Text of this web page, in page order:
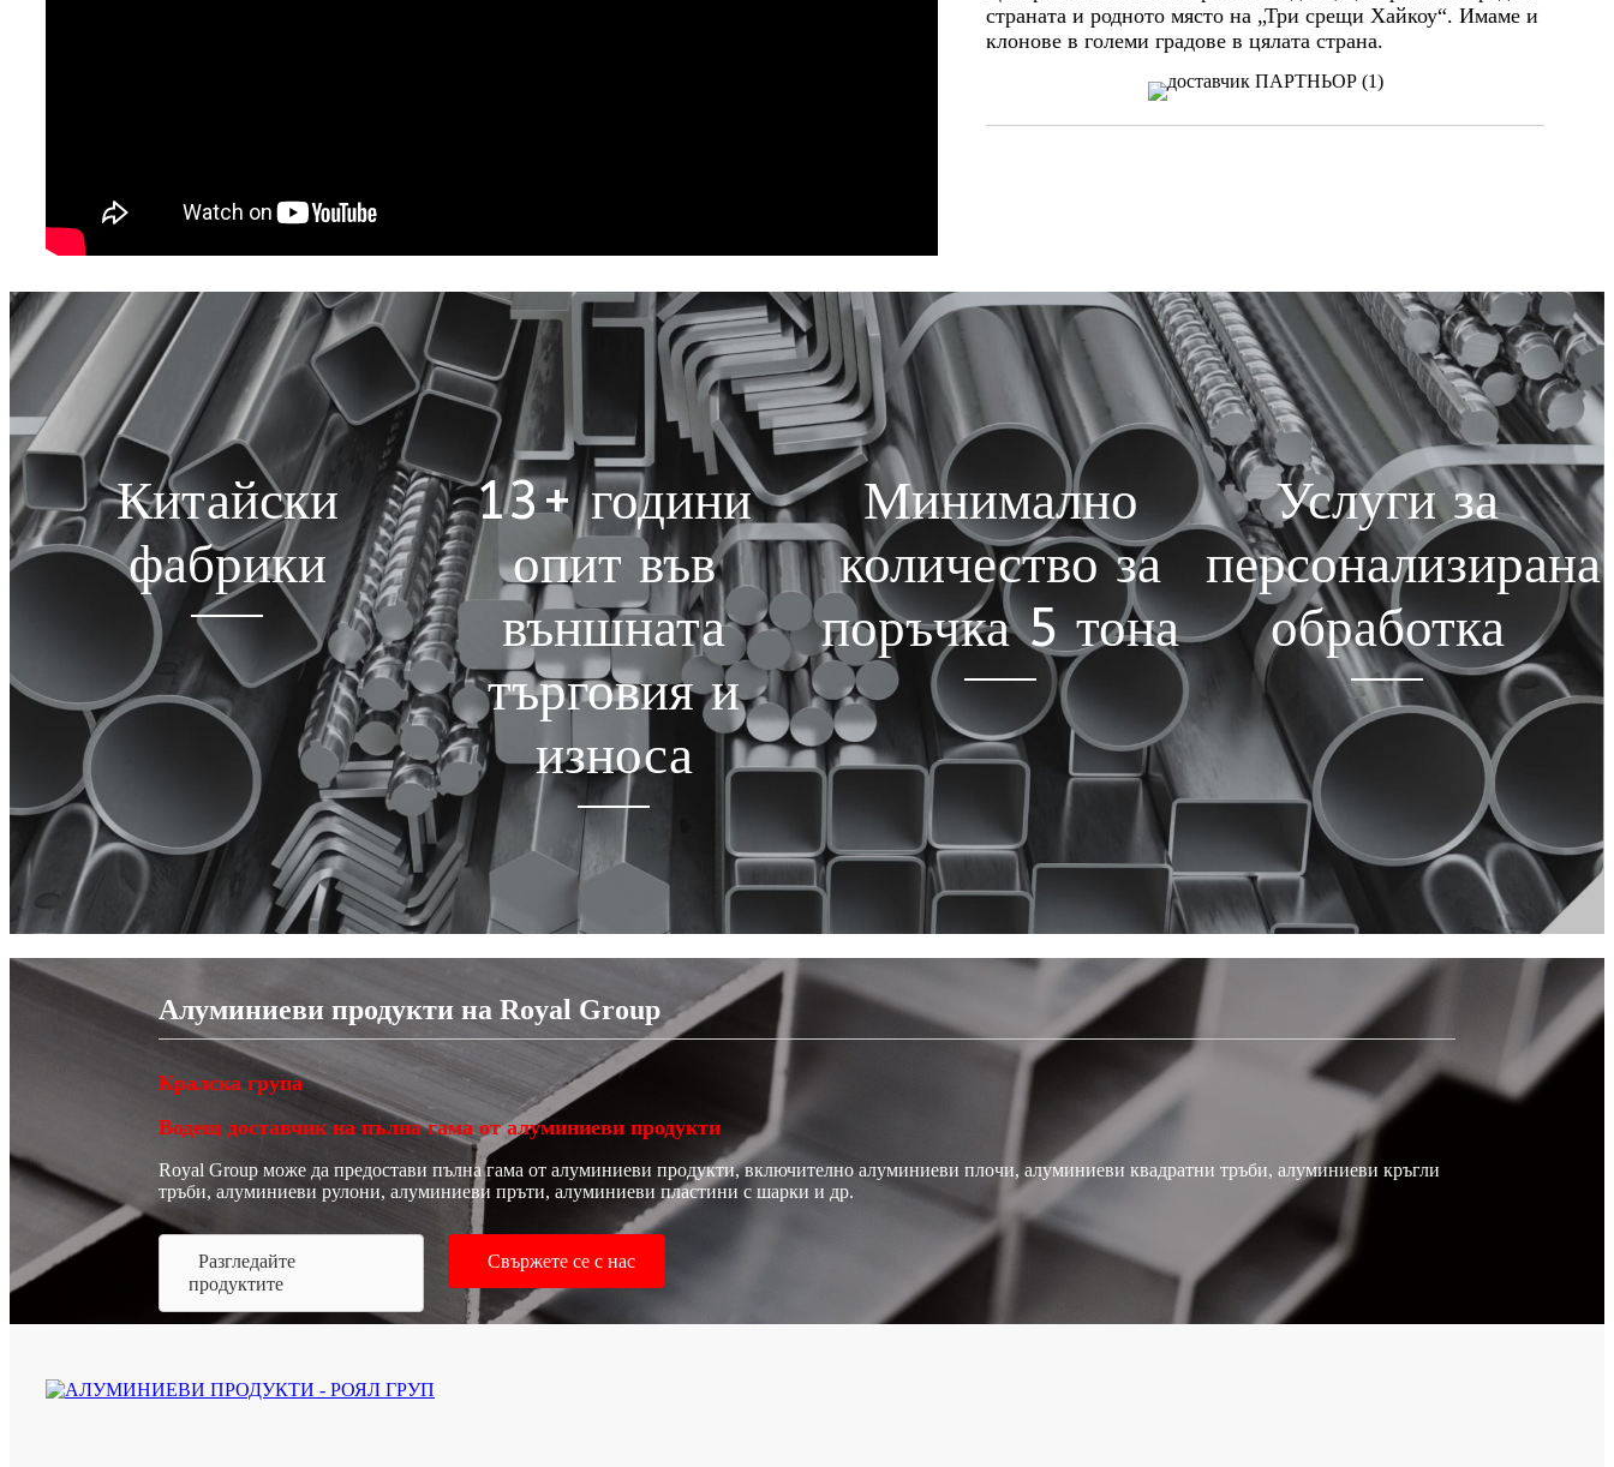
страната и родното място на „Три срещи Хайкоу“. Имаме и
клонове в големи градове в цялата страна.
Китайски
фабрики
13+ години
опит във
външната
търговия и
износа
Минимално
количество за
поръчка 5 тона
Услуги за
персонализирана
обработка
Алуминиеви продукти на Royal Group
Кралска група
Водещ доставчик на пълна гама от алуминиеви продукти
Royal Group може да предостави пълна гама от алуминиеви продукти, включително алуминиеви плочи, алуминиеви квадратни тръби, алуминиеви кръгли
тръби, алуминиеви рулони, алуминиеви пръти, алуминиеви пластини с шарки и др.
Разгледайте
продуктите
Свържете се с нас